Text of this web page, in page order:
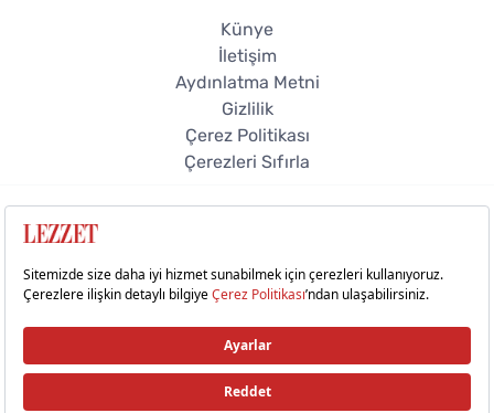
Künye
İletişim
Aydınlatma Metni
Gizlilik
Çerez Politikası
Çerezleri Sıfırla
© 2026 Lezzet Online. Tüm hakları saklıdır.